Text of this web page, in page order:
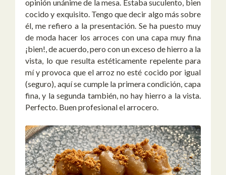
opinión unánime de la mesa. Estaba suculento, bien
cocido y exquisito. Tengo que decir algo más sobre
él, me refiero a la presentación. Se ha puesto muy
de moda hacer los arroces con una capa muy fina
¡bien!, de acuerdo, pero con un exceso de hierro a la
vista, lo que resulta estéticamente repelente para
mí y provoca que el arroz no esté cocido por igual
(seguro), aquí se cumple la primera condición, capa
fina, y la segunda también, no hay hierro a la vista.
Perfecto. Buen profesional el arrocero.